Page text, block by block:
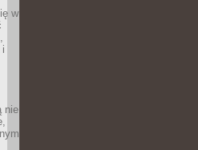
w
i
nie